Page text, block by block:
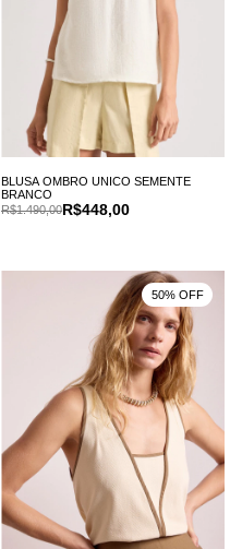
BLUSA OMBRO UNICO SEMENTE
BRANCO
R$448,00
R$1.490,00
50% OFF